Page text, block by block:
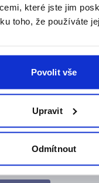
které jste jim
toho, že používáte
Povolit vše
Upravit
Odmítnout
bytu
bytu o